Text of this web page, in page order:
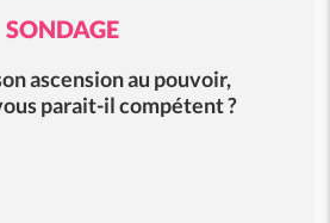
SONDAGE
ascension au pouvoir,
parait-il compétent ?